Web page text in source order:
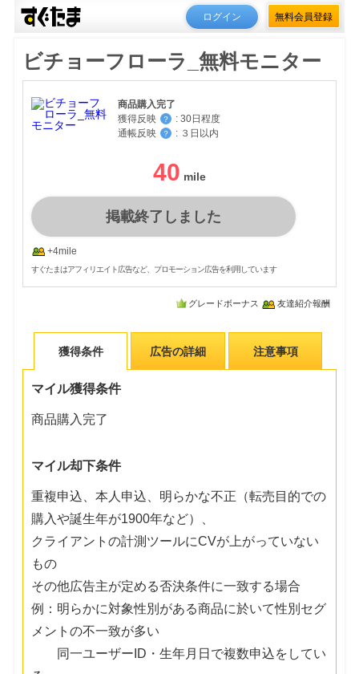
ログイン 無料会員登録
ビチョーフローラ_無料モニター
商品購入完了
獲得反映
？ : 30日程度
通帳反映
？ : ３日以内
40
掲載終了しました
+4mile
すぐたまはアフィリエイト広告など、プロモーション広告を利用しています
グレードボーナス 友達紹介報酬
獲得条件 広告の詳細 注意事項
マイル獲得条件
商品購入完了
マイル却下条件
重複申込、本人申込、明らかな不正（転売目的での
購入や誕生年が1900年など）、
クライアントの計測ツールにCVが上がっていない
もの
その他広告主が定める否決条件に一致する場合
例：明らかに対象性別がある商品に於いて性別セグ
メントの不一致が多い
同一ユーザーID・生年月日で複数申込をしてい